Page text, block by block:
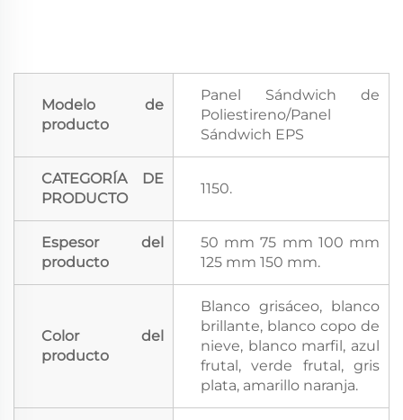
Modelo de
producto
Panel Sándwich de
Poliestireno/Panel
Sándwich EPS
CATEGORÍA DE
PRODUCTO
1150.
Espesor del
producto
50 mm 75 mm 100 mm
125 mm 150 mm.
Color del
producto
Blanco grisáceo, blanco
brillante, blanco copo de
nieve, blanco marfil, azul
frutal, verde frutal, gris
plata, amarillo naranja.